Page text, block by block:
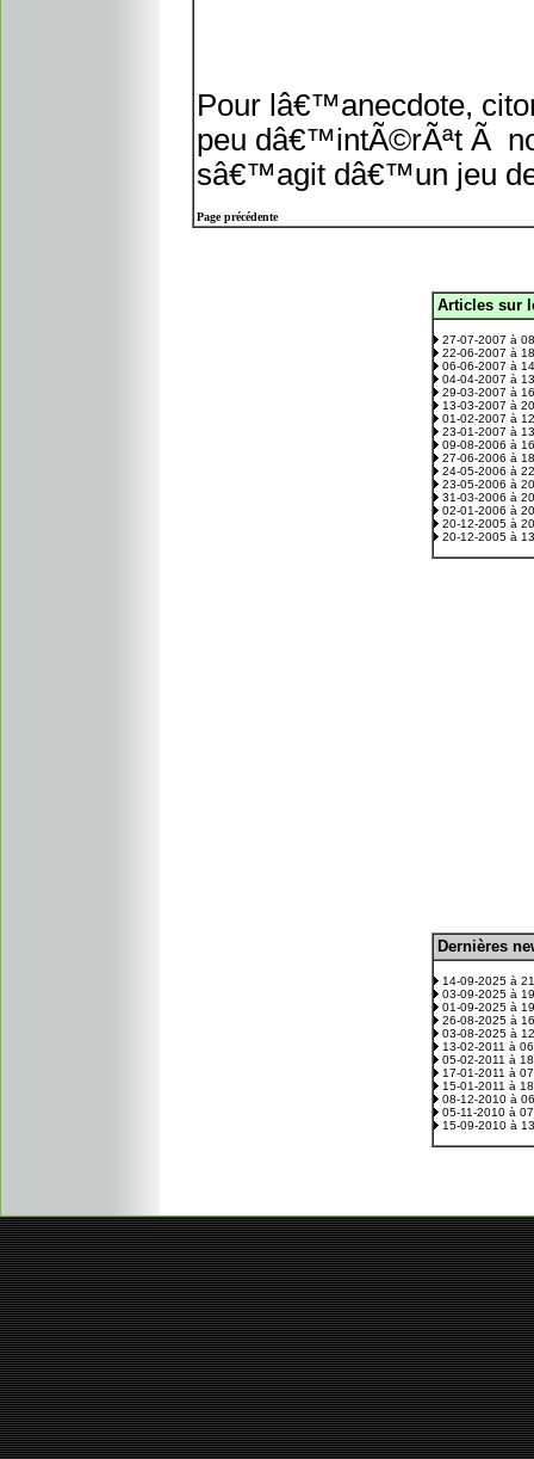
Pour lâ€™anecdote,
peu dâ€™intÃ©rÃªt Ã
sâ€™agit dâ€™un jeu
Page précédente
Articles sur
27-07-2007 à
22-06-2007 à
06-06-2007 à
04-04-2007 à
29-03-2007 à
13-03-2007 à
01-02-2007 à
23-01-2007 à
09-08-2006 à
27-06-2006 à
24-05-2006 à
23-05-2006 à
31-03-2006 à
02-01-2006 à
20-12-2005 à
20-12-2005 à
Dernières
14-09-2025 à
03-09-2025 à
01-09-2025 à
26-08-2025 à
03-08-2025 à
13-02-2011 à
05-02-2011 à
17-01-2011 à
15-01-2011 à
08-12-2010 à
05-11-2010 à
15-09-2010 à